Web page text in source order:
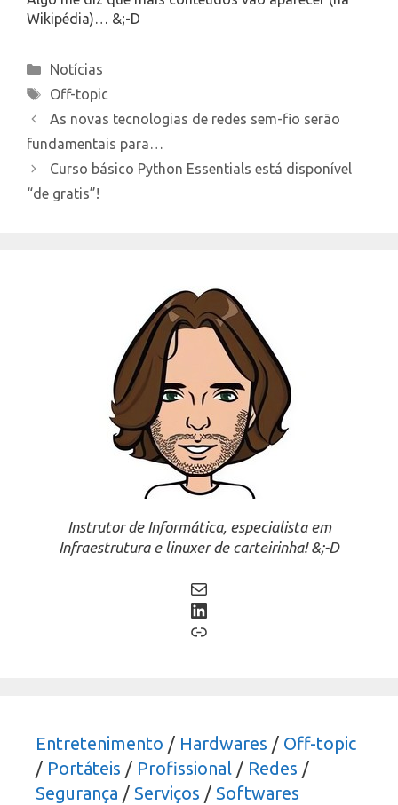
Wikipédia)… &;-D
Categories
Notícias
Tags
Off-topic
As novas tecnologias de redes sem-fio serão
fundamentais para…
Curso básico Python Essentials está disponível
“de gratis”!
Instrutor de Informática, especialista em
Infraestrutura e linuxer de carteirinha! &;-D
Mail
LinkedIn
Link
Entretenimento / Hardwares / Off-topic
/ Portáteis / Profissional / Redes /
Segurança / Serviços / Softwares